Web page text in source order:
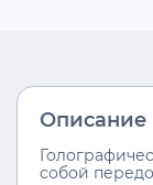
Описание
собой